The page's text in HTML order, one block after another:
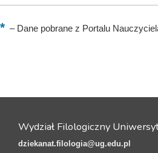
–Dane pobrane z Portalu
Wydział Filologiczny
dziekanat.filologia@ug.edu.pl